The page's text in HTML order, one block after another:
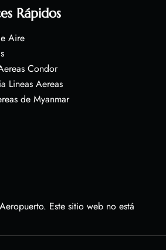
Rápidos
Aire
Condor
Lineas Aereas
de Myanmar
Este sitio web no está